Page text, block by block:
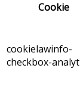
Cookie
cookielawinfo-
checkbox-